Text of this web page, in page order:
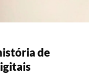
de
anos de
Paulo Malta
Luiz